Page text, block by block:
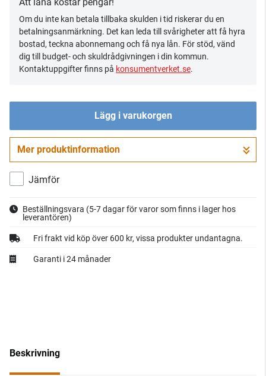
Om du inte kan betala tillbaka skulden i tid riskerar du en
betalningsanmärkning. Det kan leda till svårigheter att få hyra
bostad, teckna abonnemang och få nya lån. För stöd, vänd
dig till budget- och skuldrådgivningen i din kommun.
Kontaktuppgifter finns på konsumentverket.se.
Lägg i varukorgen
Gå till kassan
Mer produktinformation
Jämför
Beställningsvara (5-7 dagar för varor som finns i lager hos
leverantören)
Fri frakt vid köp över 600 kr, vissa produkter undantagna.
Garanti i 24 månader
Beskrivning